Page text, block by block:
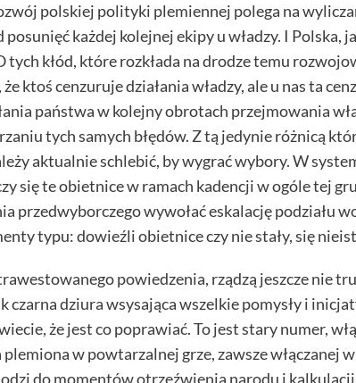
polskiej polityki plemiennej polega na
każdej kolejnej ekipy u władzy. I Polska,
kłód, które rozkłada na drodze temu
ktoś cenzuruje działania władzy, ale u nas ta
państwa w kolejny obrotach przejmowania
tych samych błędów. Z tą jedynie różnicą
aktualnie schlebić, by wygrać wybory. W
się te obietnice w ramach kadencji w ogóle tej
przedwyborczego wywołać eskalację podziału
typu: dowieźli obietnice czy nie stały, się
powiedzenia, rządzą jeszcze nie
czarna dziura wsysająca wszelkie pomysły i
że jest co poprawiać. To jest stary numer,
plemiona w powtarzalnej grze, zawsze włączanej
do momentów otrzeźwienia narodu i